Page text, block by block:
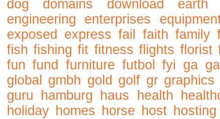
dog
domains download
earth
engineering
enterprises
exposed
express fail faith family
fish fishing fit fitness flights florist
fun fund furniture futbol fyi ga
global
gmbh gold golf gr graphics
guru
hamburg haus health
holiday homes horse host hosting